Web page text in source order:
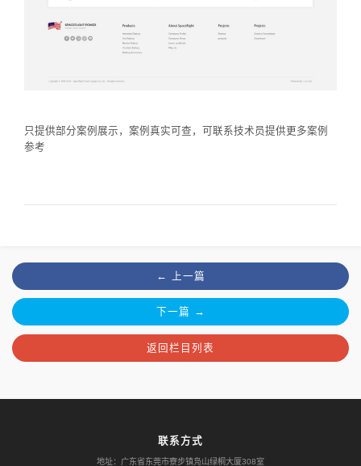
只提供部分案例展示，案例真实可查，可联系技术员提供更多案例
参考
← 上一篇
下一篇 →
返回栏目列表
联系方式
地址：广东省东莞市寮步镇凫山绿桐大厦308室